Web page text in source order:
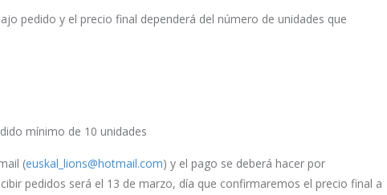
pedido y el precio final dependerá del número de unidades que
mínimo de 10 unidades
(euskal_lions@hotmail.com) y el pago se deberá hacer por
pedidos será el 13 de marzo, día que confirmaremos el precio final a